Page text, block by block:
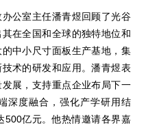
公室主任潘青煜回顾了光谷
在全国和全球的独特地位和
中小尺寸面板生产基地，集
术的研发和应用。潘青煜表
展，支持重点企业布局下一
深度融合，强化产学研用结
500亿元。他热情邀请各界嘉